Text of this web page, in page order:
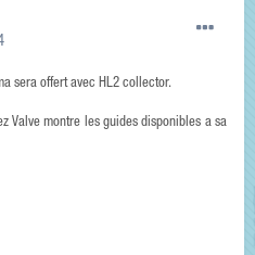
sera offert avec HL2 collector.
Valve montre les guides disponibles a sa